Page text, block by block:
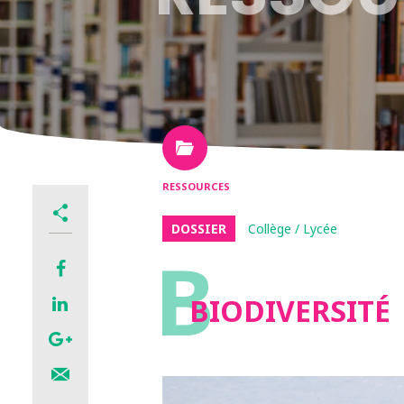
RESSOURCES
DOSSIER Collège / Lycée
BBIODIVERSITÉ